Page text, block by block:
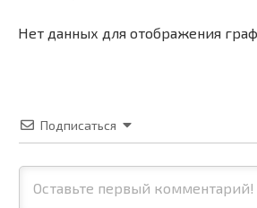
Нет данных для отображения
Подписаться